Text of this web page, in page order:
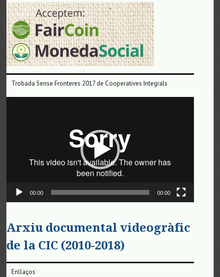
Trobada Sense Fronteres 2017 de Cooperatives Integrals
00:00 00:00
Arxiu documental videogràfic
de la CIC (2010-2018)
Enllaços